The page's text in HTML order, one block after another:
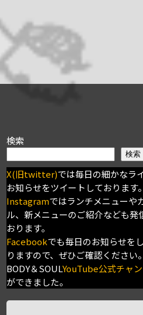
検索
検索
X(旧twitter)では毎日の細かなラ
お知らせをツイートしております。
Instagramではランチメニューや
ル、新メニューのご紹介なども発
おります。
Facebookでも毎日のお知らせを
りますので、ぜひご確認ください。
BODY＆SOULYouTube公式チャ
ができました。